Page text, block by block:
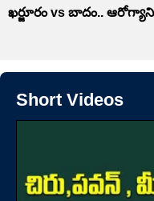
ఖర్జూరం vs బాదం..
Short Videos